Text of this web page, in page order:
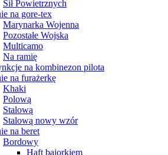
Sił Powietrznych
na gore-tex
Marynarka Wojenna
Pozostałe Wojska
Multicamo
Na ramię
na kombinezon pilota
na furażerkę
Khaki
Polową
Stalową
Stalową nowy wzór
na beret
Bordowy
Haft bajorkiem